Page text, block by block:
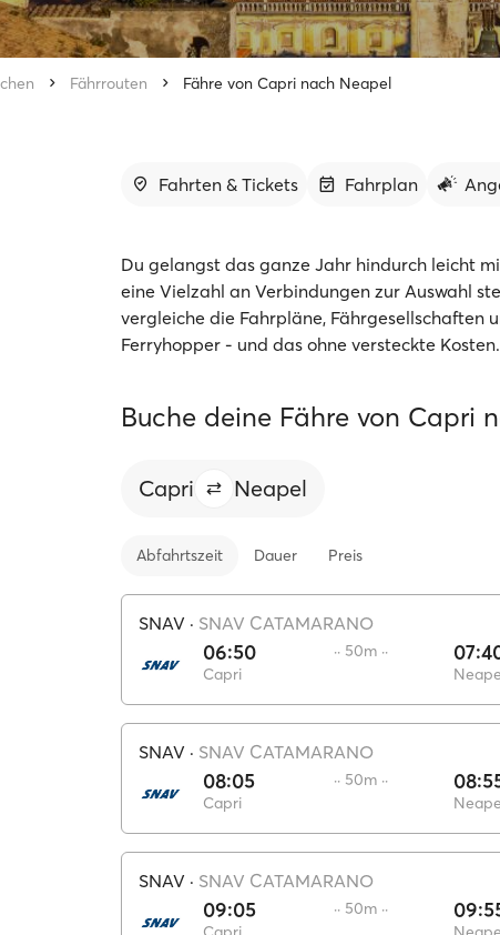
Fährrouten Fähre von Capri nach Neapel
Fahrten & Tickets Fahrplan
Du gelangst das ganze Jahr hindurch leicht
eine Vielzahl an Verbindungen zur Auswahl
vergleiche die Fahrpläne, Fährgesellschaften
Ferryhopper - und das ohne versteckte Kosten.
Buche deine Fähre von Capri
Capri Neapel
Abfahrtszeit Dauer Preis
SNAV · SNAV CATAMARANO
06:50
Capri
·· 50m ··
SNAV · SNAV CATAMARANO
08:05
Capri
·· 50m ··
SNAV · SNAV CATAMARANO
09:05 ·· 50m ··